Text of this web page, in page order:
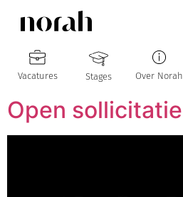
Vacatures Stages Over Norah
Open sollicitatie